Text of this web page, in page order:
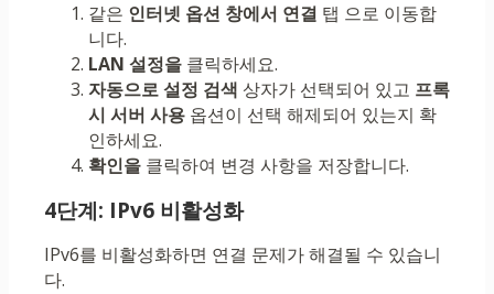
같은 인터넷 옵션 창에서 연결 탭 으로 이동합
니다.
LAN 설정을 클릭하세요.
자동으로 설정 검색 상자가 선택되어 있고 프록
시 서버 사용 옵션이 선택 해제되어 있는지 확
인하세요.
확인을 클릭하여 변경 사항을 저장합니다.
4단계: IPv6 비활성화
IPv6를 비활성화하면 연결 문제가 해결될 수 있습니
다.